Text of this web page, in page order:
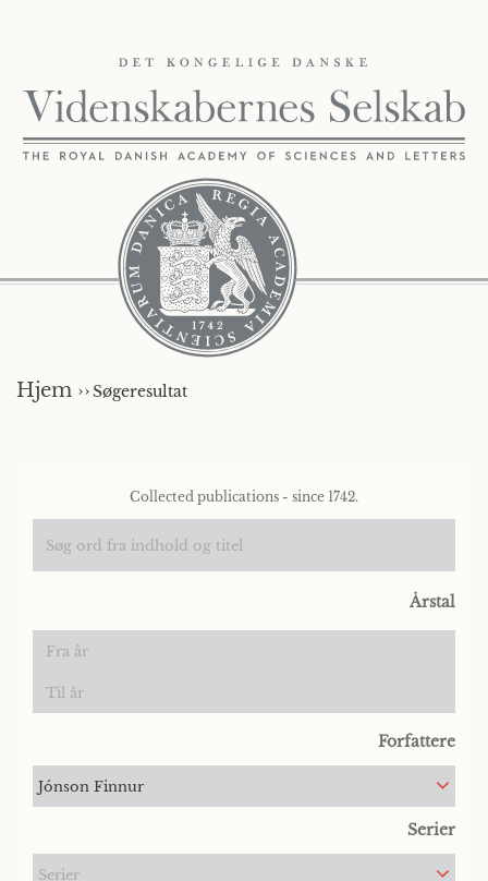
Hjem ››Søgeresultat
Collected publications - since 1742.
Årstal
Forfattere
Jónson Finnur
Serier
Serier